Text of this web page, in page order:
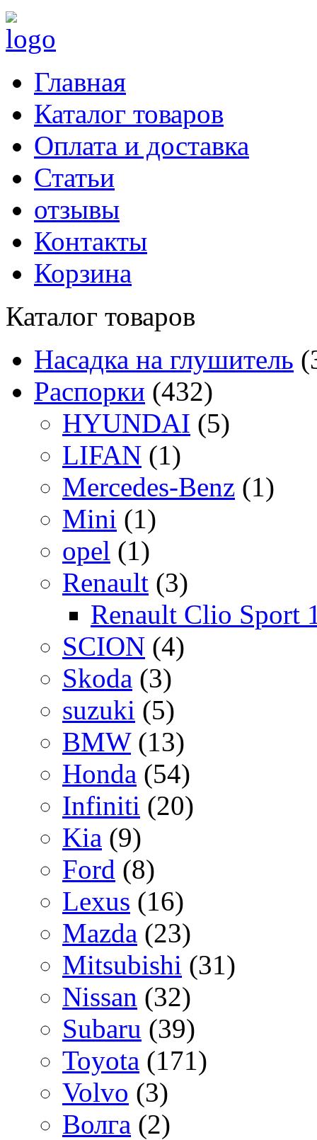
Главная
Каталог товаров
Оплата и доставка
Статьи
отзывы
Контакты
Корзина
Каталог товаров
Насадка на глушитель
Распорки (432)
HYUNDAI (5)
LIFAN (1)
Mercedes-Benz (1)
Mini (1)
opel (1)
Renault (3)
Renault Clio Sport
SCION (4)
Skoda (3)
suzuki (5)
BMW (13)
Honda (54)
Infiniti (20)
Kia (9)
Ford (8)
Lexus (16)
Mazda (23)
Mitsubishi (31)
Nissan (32)
Subaru (39)
Toyota (171)
Volvo (3)
Волга (2)